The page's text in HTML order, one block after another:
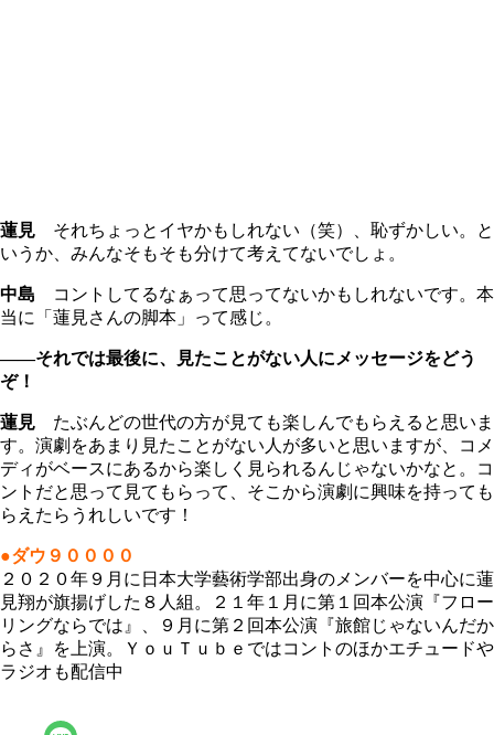
蓮見 それちょっとイヤかもしれない（笑）、恥ずかしい。と
いうか、みんなそもそも分けて考えてないでしょ。
中島 コントしてるなぁって思ってないかもしれないです。本
当に「蓮見さんの脚本」って感じ。
――それでは最後に、見たことがない人にメッセージをどう
ぞ！
蓮見 たぶんどの世代の方が見ても楽しんでもらえると思いま
す。演劇をあまり見たことがない人が多いと思いますが、コメ
ディがベースにあるから楽しく見られるんじゃないかなと。コ
ントだと思って見てもらって、そこから演劇に興味を持っても
らえたらうれしいです！
●ダウ９００００
２０２０年９月に日本大学藝術学部出身のメンバーを中心に蓮
見翔が旗揚げした８人組。２１年１月に第１回本公演『フロー
リングならでは』、９月に第２回本公演『旅館じゃないんだか
らさ』を上演。ＹｏｕＴｕｂｅではコントのほかエチュードや
ラジオも配信中